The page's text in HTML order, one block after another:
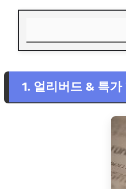
3. 식비 절약: 현지 맛집
4. 교통비 절약: 대중교
5. 액티비티 & 관광지 할
6. 여행 전 꼼꼼한 준비:
7. 여행 후기 공유 & 다
1. 얼리버드 & 특